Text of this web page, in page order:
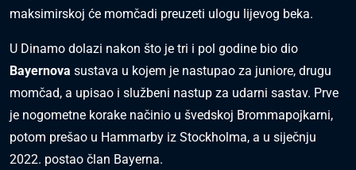
maksimirskoj će momčadi preuzeti ulogu lijevog beka.
U Dinamo dolazi nakon što je tri i pol godine bio dio
Bayernova sustava u kojem je nastupao za juniore, drugu
momčad, a upisao i službeni nastup za udarni sastav. Prve
je nogometne korake načinio u švedskoj Brommapojkarni,
potom prešao u Hammarby iz Stockholma, a u siječnju
2022. postao član Bayerna.